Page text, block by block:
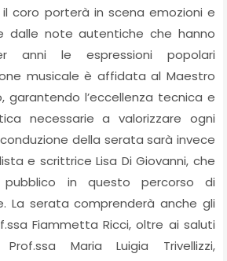
il coro porterà in scena emozioni e
dalle note autentiche che hanno
anni le espressioni popolari
musicale è affidata al Maestro
garantendo l’eccellenza tecnica e
necessarie a valorizzare ogni
della serata sarà invece
e scrittrice Lisa Di Giovanni, che
pubblico in questo percorso di
La serata comprenderà anche gli
Fiammetta Ricci, oltre ai saluti
Maria Luigia Trivellizzi,